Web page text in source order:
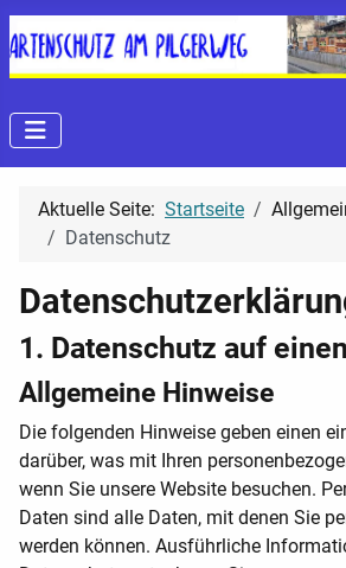
Aktuelle Seite: Startseite
Datenschutz
1. Datenschutz auf
Allgemeine Hinweise
Die folgenden Hinweise geben einen
darüber, was mit Ihren
wenn Sie unsere Website besuchen.
Daten sind alle Daten, mit denen Sie
werden können. Ausführliche